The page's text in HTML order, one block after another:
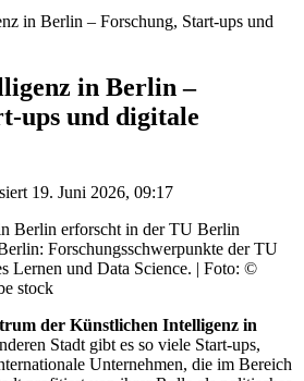
in Berlin – Forschung, Start-ups und
in Berlin –
ups und digitale
19. Juni 2026, 09:17
Forschungsschwerpunkte der TU
Lernen und Data Science. | Foto: ©
stock
der Künstlichen Intelligenz in
Stadt gibt es so viele Start-ups,
Unternehmen, die im Bereich